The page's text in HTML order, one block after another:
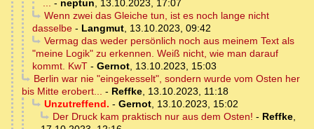
... - neptun, 13.10.2023, 17:07
Wenn zwei das Gleiche tun, ist es noch lange nicht
dasselbe - Langmut, 13.10.2023, 09:42
Vermag das weder persönlich noch aus meinem Text als
"meine Logik" zu erkennen. Weiß nicht, wie man darauf
kommt. KwT - Gernot, 13.10.2023, 15:03
Berlin war nie "eingekesselt", sondern wurde vom Osten her
bis Mitte erobert... - Reffke, 13.10.2023, 11:18
Unzutreffend. - Gernot, 13.10.2023, 15:02
Der Druck kam praktisch nur aus dem Osten! - Reffke,